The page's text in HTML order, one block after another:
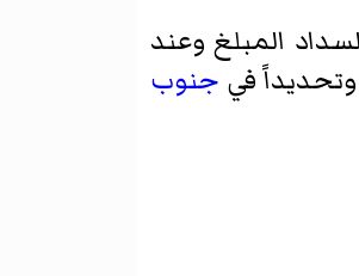
المبلغ وعند
في جنوب